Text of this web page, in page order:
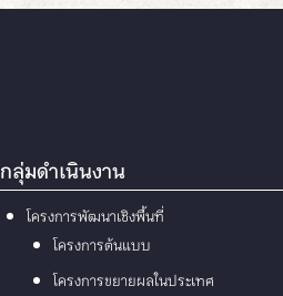
กลุ่มดำเนินงาน
โครงการพัฒนาเชิงพื้นที่
โครงการต้นแบบ
โครงการขยายผลในประเทศ